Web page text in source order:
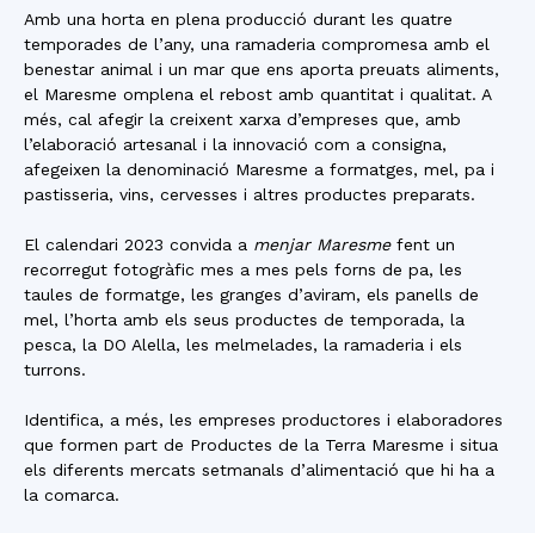
Amb una horta en plena producció durant les quatre
temporades de l’any, una ramaderia compromesa amb el
benestar animal i un mar que ens aporta preuats aliments,
el Maresme omplena el rebost amb quantitat i qualitat. A
més, cal afegir la creixent xarxa d’empreses que, amb
l’elaboració artesanal i la innovació com a consigna,
afegeixen la denominació Maresme a formatges, mel, pa i
pastisseria, vins, cervesses i altres productes preparats.
El calendari 2023 convida a menjar Maresmefent un
recorregut fotogràfic mes a mes pels forns de pa, les
taules de formatge, les granges d’aviram, els panells de
mel, l’horta amb els seus productes de temporada, la
pesca, la DO Alella, les melmelades, la ramaderia i els
turrons.
Identifica, a més, les empreses productores i elaboradores
que formen part de Productes de la Terra Maresme i situa
els diferents mercats setmanals d’alimentació que hi ha a
la comarca.